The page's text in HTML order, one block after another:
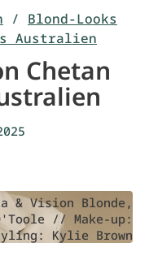
/ Blond-Looks
Australien
Chetan
& Vision Blonde,
// Make-up:
Kylie Brown